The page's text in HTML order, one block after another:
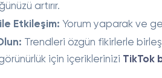
artırır.
Etkileşim: Yorum yaparak ve
Trendleri özgün fikirlerle
için içeriklerinizi TikTok